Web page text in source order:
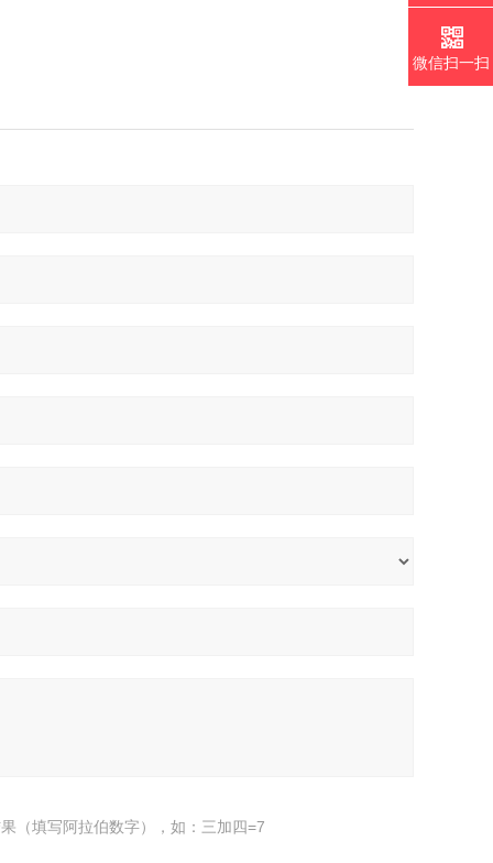
（填写阿拉伯数字），如：三加四=7
微信扫一扫